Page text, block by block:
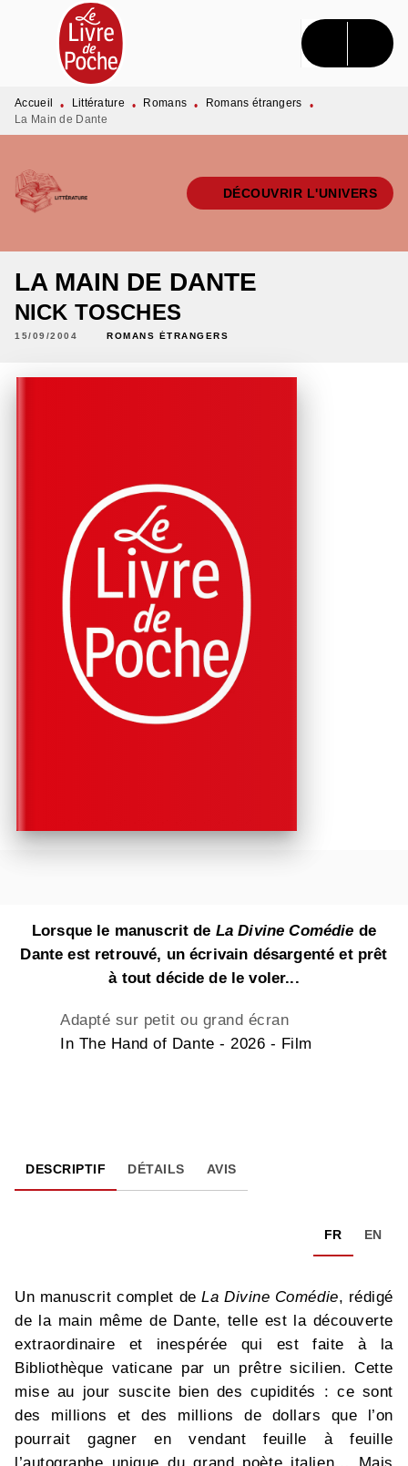
MENU RECHERCHE CONTENU
PIED DE PAGE
Accueil • Littérature • Romans • Romans étrangers
•
La Main de Dante
DÉCOUVRIR L'UNIVERS
LA MAIN DE DANTE
NICK TOSCHES
15/09/2004 ROMANS ÉTRANGERS
Lorsque le manuscrit de La Divine Comédie de
Dante est retrouvé, un écrivain désargenté et prêt
à tout décide de le voler...
Adapté sur petit ou grand écran
In The Hand of Dante - 2026 - Film
DESCRIPTIF DÉTAILS AVIS
FR EN
Un manuscrit complet deLa Divine Comédie, rédigé
de la main même de Dante, telle est la découverte
extraordinaire et inespérée qui est faite à la
Bibliothèque vaticane par un prêtre sicilien. Cette
mise au jour suscite bien des cupidités : ce sont
des millions et des millions de dollars que l’on
pourrait gagner en vendant feuille à feuille